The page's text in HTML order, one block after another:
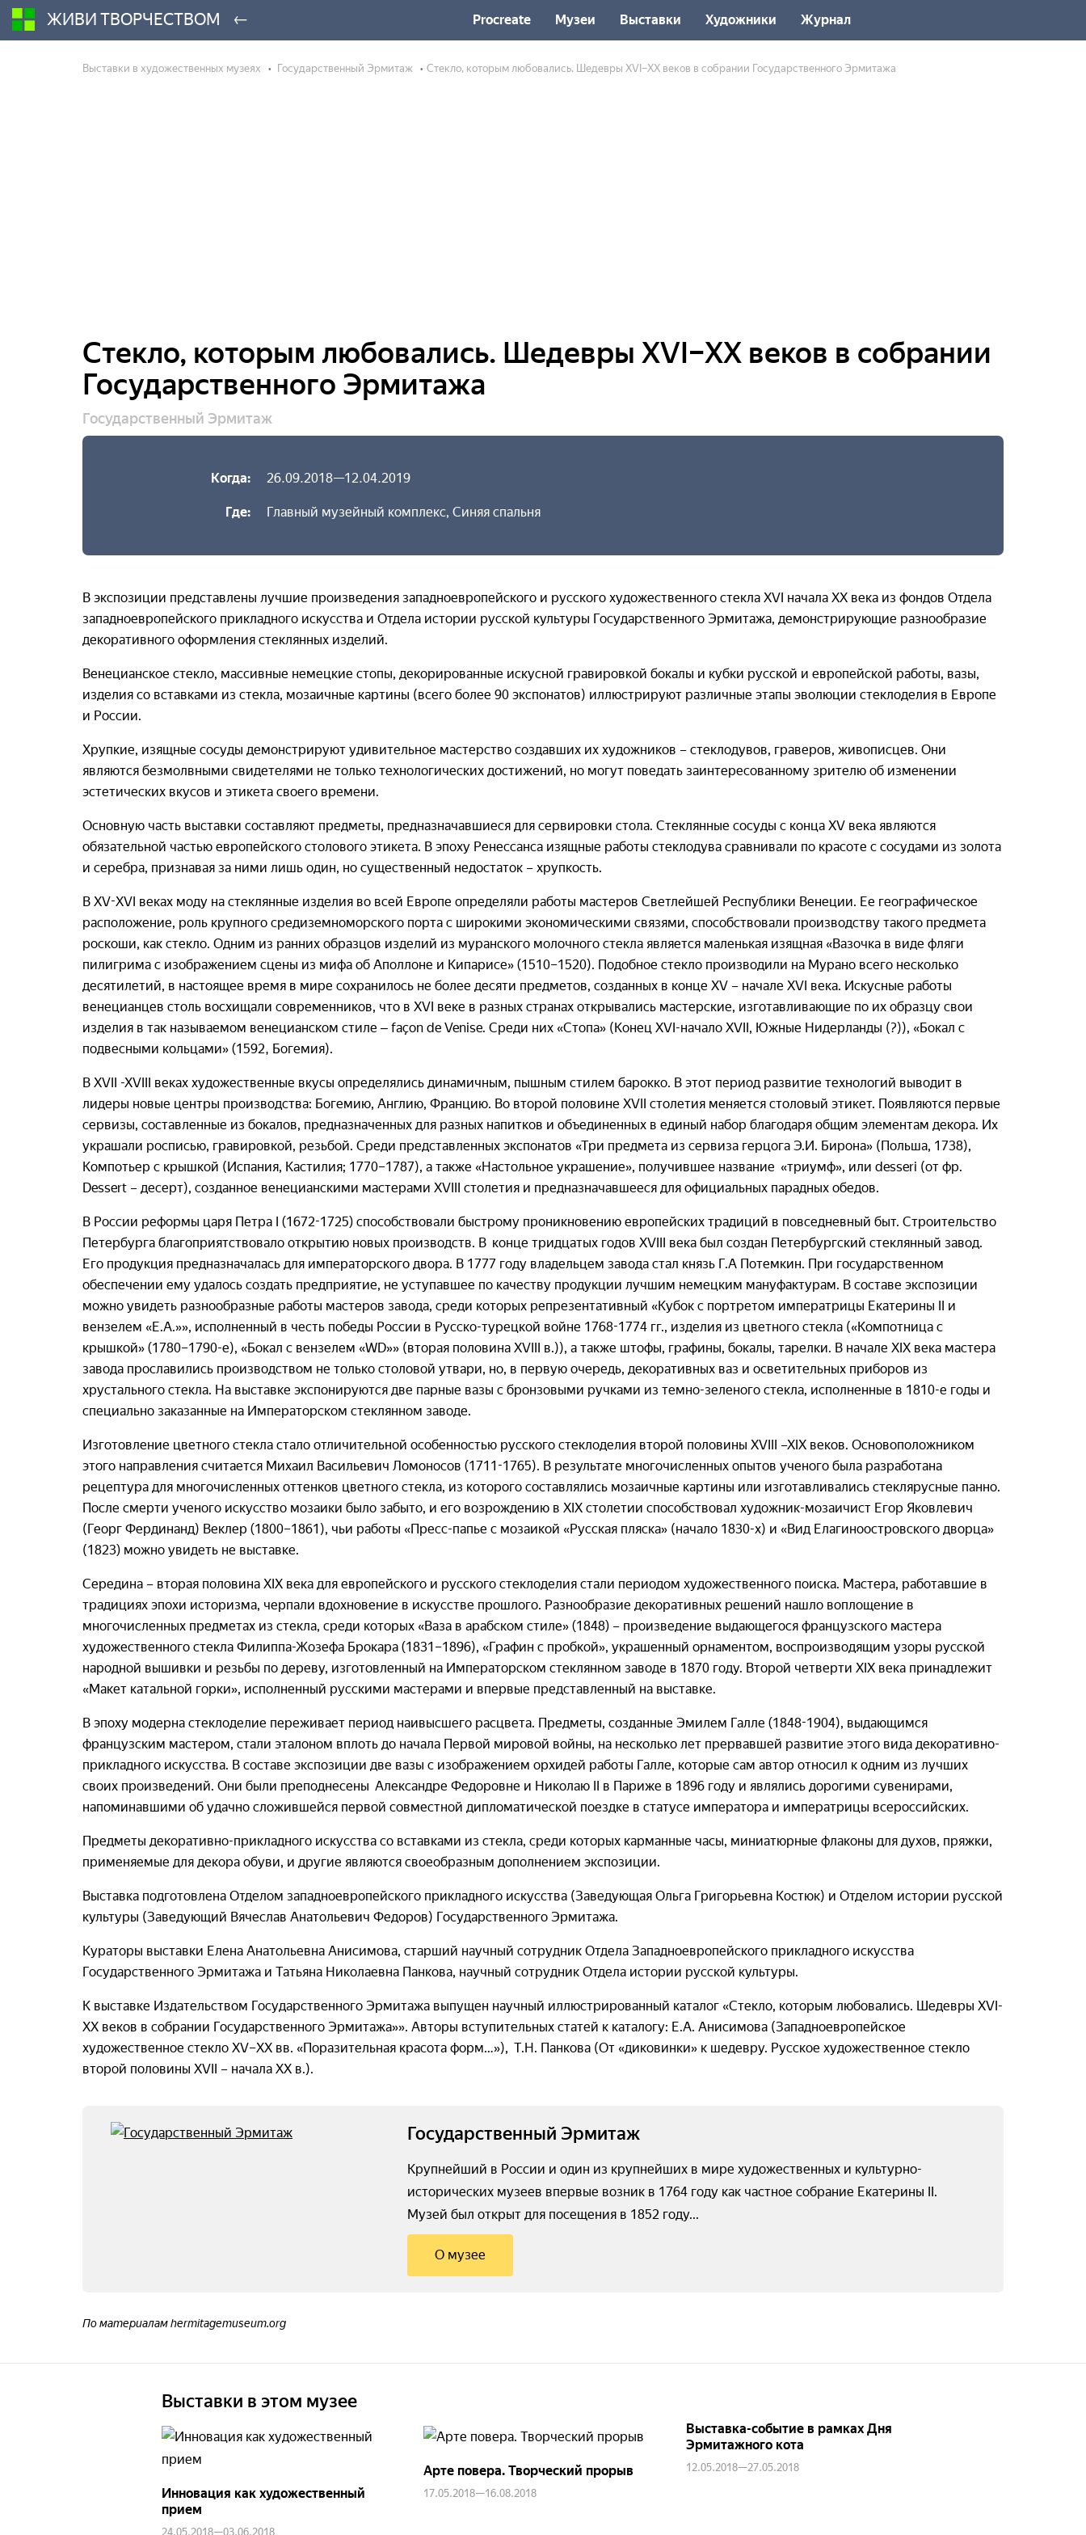
ЖИВИ ТВОРЧЕСТВОМ ← Procreate Музеи Выставки Художники Журнал
Выставки в художественных музеях Государственный Эрмитаж Стекло, которым любовались. Шедевры XVI–XX веков в собрании Государственного Эрмитажа
Стекло, которым любовались. Шедевры XVI–XX веков в собрании
Государственного Эрмитажа
Государственный Эрмитаж
Когда: 26.09.2018—12.04.2019
Где: Главный музейный комплекс, Синяя спальня
В экспозиции представлены лучшие произведения западноевропейского и русского художественного стекла XVI начала XX века из фондов Отдела
западноевропейского прикладного искусства и Отдела истории русской культуры Государственного Эрмитажа, демонстрирующие разнообразие
декоративного оформления стеклянных изделий.
Венецианское стекло, массивные немецкие стопы, декорированные искусной гравировкой бокалы и кубки русской и европейской работы, вазы,
изделия со вставками из стекла, мозаичные картины (всего более 90 экспонатов) иллюстрируют различные этапы эволюции стеклоделия в Европе
и России.
Хрупкие, изящные сосуды демонстрируют удивительное мастерство создавших их художников – стеклодувов, граверов, живописцев. Они
являются безмолвными свидетелями не только технологических достижений, но могут поведать заинтересованному зрителю об изменении
эстетических вкусов и этикета своего времени.
Основную часть выставки составляют предметы, предназначавшиеся для сервировки стола. Стеклянные сосуды с конца XV века являются
обязательной частью европейского столового этикета. В эпоху Ренессанса изящные работы стеклодува сравнивали по красоте с сосудами из золота
и серебра, признавая за ними лишь один, но существенный недостаток – хрупкость.
В XV-XVI веках моду на стеклянные изделия во всей Европе определяли работы мастеров Светлейшей Республики Венеции. Ее географическое
расположение, роль крупного средиземноморского порта с широкими экономическими связями, способствовали производству такого предмета
роскоши, как стекло. Одним из ранних образцов изделий из муранского молочного стекла является маленькая изящная «Вазочка в виде фляги
пилигрима с изображением сцены из мифа об Аполлоне и Кипарисе» (1510–1520). Подобное стекло производили на Мурано всего несколько
десятилетий, в настоящее время в мире сохранилось не более десяти предметов, созданных в конце XV – начале XVI века. Искусные работы
венецианцев столь восхищали современников, что в XVI веке в разных странах открывались мастерские, изготавливающие по их образцу свои
изделия в так называемом венецианском стиле ‒ façon de Venise. Среди них «Стопа» (Конец XVI-начало XVII, Южные Нидерланды (?)), «Бокал с
подвесными кольцами» (1592, Богемия).
В XVII -XVIII веках художественные вкусы определялись динамичным, пышным стилем барокко. В этот период развитие технологий выводит в
лидеры новые центры производства: Богемию, Англию, Францию. Во второй половине XVII столетия меняется столовый этикет. Появляются первые
сервизы, составленные из бокалов, предназначенных для разных напитков и объединенных в единый набор благодаря общим элементам декора. Их
украшали росписью, гравировкой, резьбой. Среди представленных экспонатов «Три предмета из сервиза герцога Э.И. Бирона» (Польша, 1738),
Компотьер с крышкой (Испания, Кастилия; 1770–1787), а также «Настольное украшение», получившее название «триумф», или desseri (от фр.
Dessert – десерт), созданное венецианскими мастерами XVIII столетия и предназначавшееся для официальных парадных обедов.
В России реформы царя Петра I (1672-1725) способствовали быстрому проникновению европейских традиций в повседневный быт. Строительство
Петербурга благоприятствовало открытию новых производств. В конце тридцатых годов XVIII века был создан Петербургский стеклянный завод.
Его продукция предназначалась для императорского двора. В 1777 году владельцем завода стал князь Г.А Потемкин. При государственном
обеспечении ему удалось создать предприятие, не уступавшее по качеству продукции лучшим немецким мануфактурам. В составе экспозиции
можно увидеть разнообразные работы мастеров завода, среди которых репрезентативный «Кубок с портретом императрицы Екатерины II и
вензелем «Е.А.»», исполненный в честь победы России в Русско-турецкой войне 1768-1774 гг., изделия из цветного стекла («Компотница с
крышкой» (1780–1790-е), «Бокал с вензелем «WD»» (вторая половина XVIII в.)), а также штофы, графины, бокалы, тарелки. В начале XIX века мастера
завода прославились производством не только столовой утвари, но, в первую очередь, декоративных ваз и осветительных приборов из
хрустального стекла. На выставке экспонируются две парные вазы с бронзовыми ручками из темно-зеленого стекла, исполненные в 1810-е годы и
специально заказанные на Императорском стеклянном заводе.
Изготовление цветного стекла стало отличительной особенностью русского стеклоделия второй половины XVIII –XIX веков. Основоположником
этого направления считается Михаил Васильевич Ломоносов (1711-1765). В результате многочисленных опытов ученого была разработана
рецептура для многочисленных оттенков цветного стекла, из которого составлялись мозаичные картины или изготавливались стеклярусные панно.
После смерти ученого искусство мозаики было забыто, и его возрождению в XIX столетии способствовал художник-мозаичист Егор Яковлевич
(Георг Фердинанд) Веклер (1800–1861), чьи работы «Пресс-папье с мозаикой «Русская пляска» (начало 1830-х) и «Вид Елагиноостровского дворца»
(1823) можно увидеть не выставке.
Середина – вторая половина XIX века для европейского и русского стеклоделия стали периодом художественного поиска. Мастера, работавшие в
традициях эпохи историзма, черпали вдохновение в искусстве прошлого. Разнообразие декоративных решений нашло воплощение в
многочисленных предметах из стекла, среди которых «Ваза в арабском стиле» (1848) – произведение выдающегося французского мастера
художественного стекла Филиппа-Жозефа Брокара (1831–1896), «Графин с пробкой», украшенный орнаментом, воспроизводящим узоры русской
народной вышивки и резьбы по дереву, изготовленный на Императорском стеклянном заводе в 1870 году. Второй четверти XIX века принадлежит
«Макет катальной горки», исполненный русскими мастерами и впервые представленный на выставке.
В эпоху модерна стеклоделие переживает период наивысшего расцвета. Предметы, созданные Эмилем Галле (1848-1904), выдающимся
французским мастером, стали эталоном вплоть до начала Первой мировой войны, на несколько лет прервавшей развитие этого вида декоративно-
прикладного искусства. В составе экспозиции две вазы с изображением орхидей работы Галле, которые сам автор относил к одним из лучших
своих произведений. Они были преподнесены Александре Федоровне и Николаю II в Париже в 1896 году и являлись дорогими сувенирами,
напоминавшими об удачно сложившейся первой совместной дипломатической поездке в статусе императора и императрицы всероссийских.
Предметы декоративно-прикладного искусства со вставками из стекла, среди которых карманные часы, миниатюрные флаконы для духов, пряжки,
применяемые для декора обуви, и другие являются своеобразным дополнением экспозиции.
Выставка подготовлена Отделом западноевропейского прикладного искусства (Заведующая Ольга Григорьевна Костюк) и Отделом истории русской
культуры (Заведующий Вячеслав Анатольевич Федоров) Государственного Эрмитажа.
Кураторы выставки Елена Анатольевна Анисимова, старший научный сотрудник Отдела Западноевропейского прикладного искусства
Государственного Эрмитажа и Татьяна Николаевна Панкова, научный сотрудник Отдела истории русской культуры.
К выставке Издательством Государственного Эрмитажа выпущен научный иллюстрированный каталог «Стекло, которым любовались. Шедевры XVI-
XX веков в собрании Государственного Эрмитажа»». Авторы вступительных статей к каталогу: Е.А. Анисимова (Западноевропейское
художественное стекло XV–XX вв. «Поразительная красота форм…»), Т.Н. Панкова (От «диковинки» к шедевру. Русское художественное стекло
второй половины XVII – начала XX в.).
Государственный Эрмитаж
Крупнейший в России и один из крупнейших в мире художественных и культурно-
исторических музеев впервые возник в 1764 году как частное собрание Екатерины II.
Музей был открыт для посещения в 1852 году...
О музее
По материалам hermitagemuseum.org
Выставки в этом музее
Инновация как художественный
прием
24.05.2018—03.06.2018
Арте повера. Творческий прорыв
17.05.2018—16.08.2018
Выставка-событие в рамках Дня
Эрмитажного кота
12.05.2018—27.05.2018